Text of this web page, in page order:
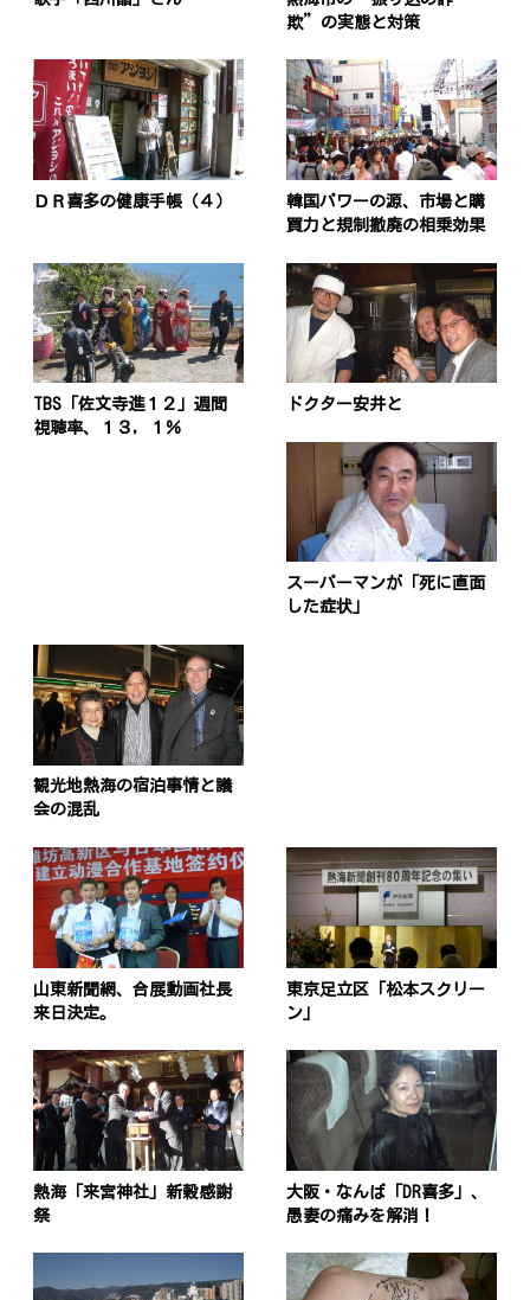
欺”の実態と対策
ＤＲ喜多の健康手帳（４）
韓国パワーの源、市場と購
買力と規制撤廃の相乗効果
TBS「佐文寺進１２」週間
視聴率、１３，１％
ドクター安井と
スーパーマンが「死に直面
した症状」
観光地熱海の宿泊事情と議
会の混乱
山東新聞網、合展動画社長
来日決定。
東京足立区「松本スクリー
ン」
熱海「来宮神社」新穀感謝
祭
大阪・なんば「DR喜多」、
愚妻の痛みを解消！